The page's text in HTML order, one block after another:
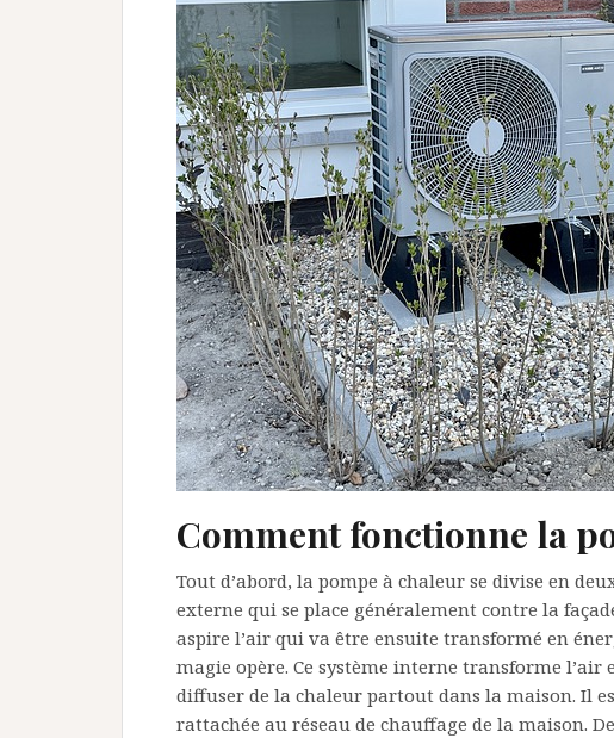
Comment fonctionne la
Tout d’abord, la pompe à chaleur se divise en
externe qui se place généralement contre la
aspire l’air qui va être ensuite transformé en
magie opère. Ce système interne transforme l’air
diffuser de la chaleur partout dans la maison. Il
rattachée au réseau de chauffage de la maison.